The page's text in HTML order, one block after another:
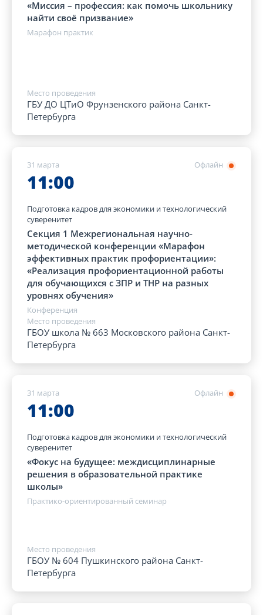
«Миссия – профессия: как помочь школьнику
найти своё призвание»
Марафон практик
Место проведения
ГБУ ДО ЦТиО Фрунзенского района Санкт-
Петербурга
Офлайн
31 марта
11:00
Подготовка кадров для экономики и технологический
суверенитет
Секция 1 Межрегиональная научно-
методической конференции «Марафон
эффективных практик профориентации»:
«Реализация профориентационной работы
для обучающихся с ЗПР и ТНР на разных
уровнях обучения»
Конференция
Место проведения
ГБОУ школа № 663 Московского района Санкт-
Петербурга
Офлайн
31 марта
11:00
Подготовка кадров для экономики и технологический
суверенитет
«Фокус на будущее: междисциплинарные
решения в образовательной практике
школы»
Практико-ориентированный семинар
Место проведения
ГБОУ № 604 Пушкинского района Санкт-
Петербурга